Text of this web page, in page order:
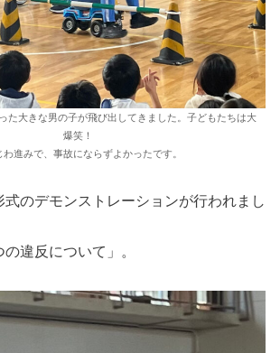
た大きな男の子が飛び出してきました。子どもたちは大
爆笑！
わ進みで、事故にならずよかったです。
のデモンストレーションが行われまし
違反について」。